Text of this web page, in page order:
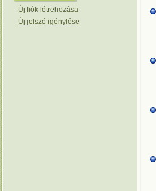
Új fiók létrehozása
Új jelszó igénylése